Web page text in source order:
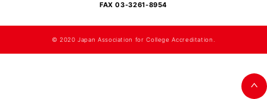
FAX 03-3261-8954
©️ 2020 Japan Association for College Accreditation.